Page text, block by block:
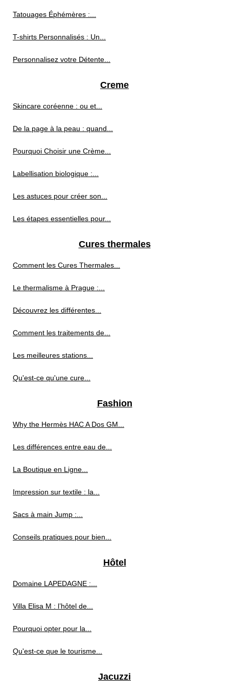
Tatouages Éphémères :...
T-shirts Personnalisés : Un...
Personnalisez votre Détente...
Creme
Skincare coréenne : ou et...
De la page à la peau : quand...
Pourquoi Choisir une Crème...
Labellisation biologique :...
Les astuces pour créer son...
Les étapes essentielles pour...
Cures thermales
Comment les Cures Thermales...
Le thermalisme à Prague :...
Découvrez les différentes...
Comment les traitements de...
Les meilleures stations...
Qu'est-ce qu'une cure...
Fashion
Why the Hermès HAC A Dos GM...
Les différences entre eau de...
La Boutique en Ligne...
Impression sur textile : la...
Sacs à main Jump :...
Conseils pratiques pour bien...
Hôtel
Domaine LAPEDAGNE :...
Villa Elisa M : l’hôtel de...
Pourquoi opter pour la...
Qu'est-ce que le tourisme...
Jacuzzi